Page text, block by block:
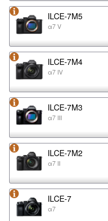
ILCE-7M5
α7 V
ILCE-7M4
α7 IV
ILCE-7M3
α7 III
ILCE-7M2
α7 II
ILCE-7
α7